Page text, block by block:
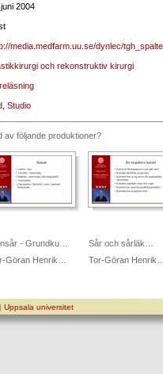
2004
media.medfarm.uu.se/dynlec/
och rekonstruktiv kirurgi
, Studio
av följande produktioner?
- Grundku…
Göran Henrik…
Sår och sårläk…
Tor-Göran Henrik…
Uppsala universitet